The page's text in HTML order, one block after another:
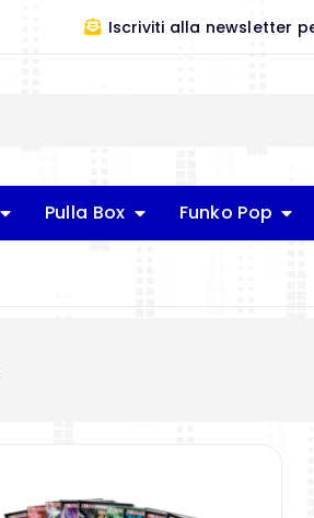
Iscriviti alla newsletter
Pulla Box Funko Pop